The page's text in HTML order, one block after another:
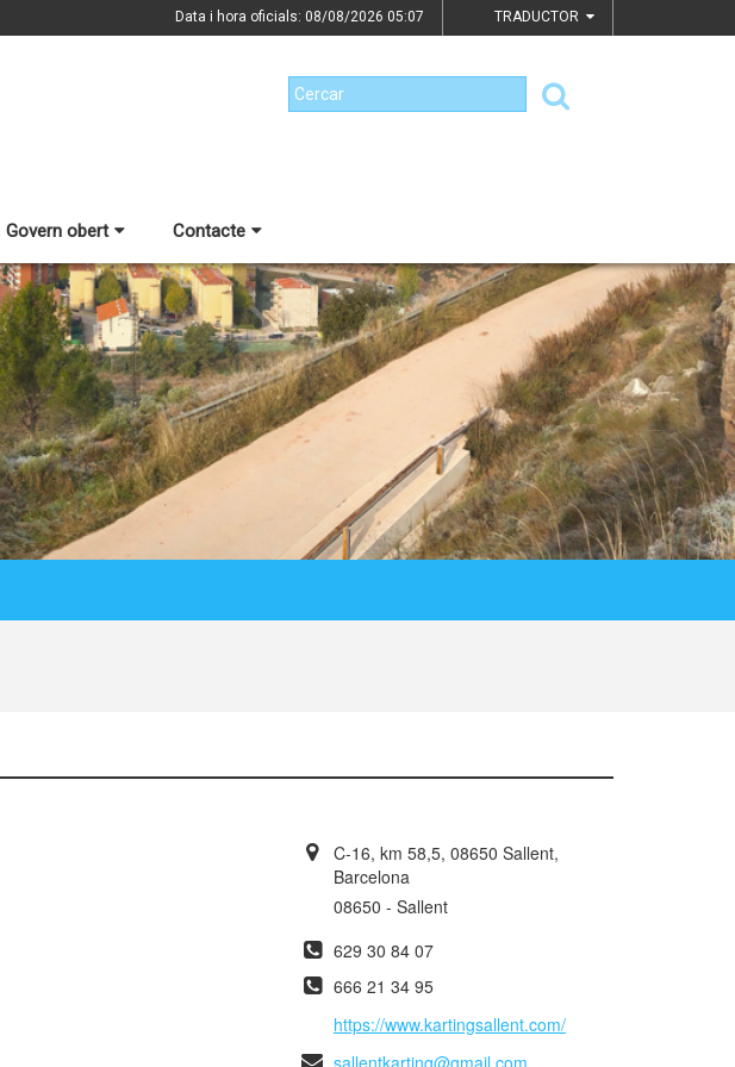
Data i hora oficials: 08/08/2026 05:07 TRADUCTOR
Govern obert Contacte
C-16, km 58,5, 08650 Sallent,
Barcelona
08650 - Sallent
629 30 84 07
666 21 34 95
https://www.kartingsallent.com/
sallentkarting@gmail.com